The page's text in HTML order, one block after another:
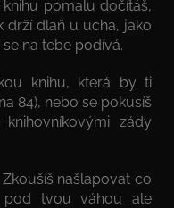
pomalu dočítáš,
drží dlaň u ucha, jako
na tebe podívá.
knihu, která by ti
84), nebo se pokusíš
zády
našlapovat co
pod tvou váhou ale